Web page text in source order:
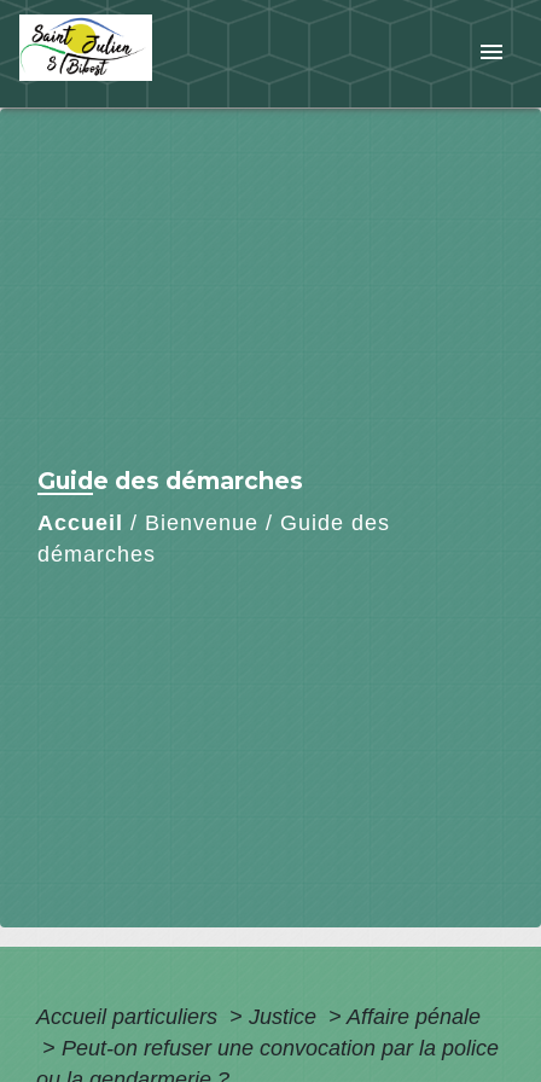
menu
Guide des démarches
Accueil / Bienvenue / Guide des
démarches
Accueil particuliers > Justice > Affaire pénale
> Peut-on refuser une convocation par la police